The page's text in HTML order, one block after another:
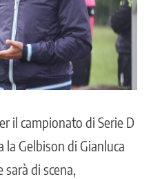
il campionato di Serie D
la Gelbison di Gianluca
sarà di scena,